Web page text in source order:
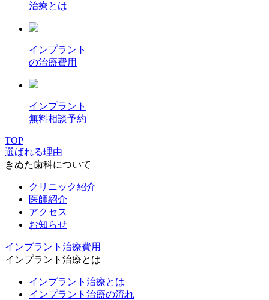
治療とは
インプラント
の治療費用
インプラント
無料相談予約
TOP
選ばれる理由
きぬた歯科について
クリニック紹介
医師紹介
アクセス
お知らせ
インプラント治療費用
インプラント治療とは
インプラント治療とは
インプラント治療の流れ